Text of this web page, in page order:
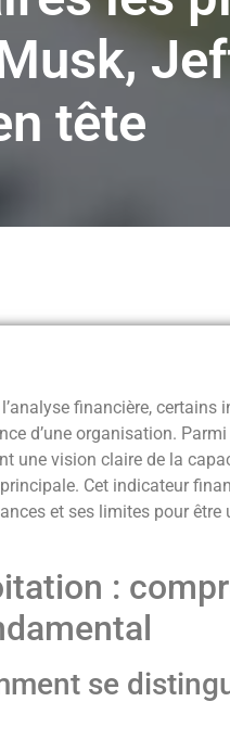
tête
financière, certains
d’une organisation. Parmi
une vision claire de la
Cet indicateur
et ses limites pour être
:
se